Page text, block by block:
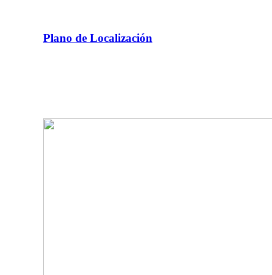
Plano de Localización